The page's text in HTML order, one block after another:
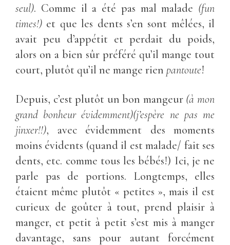
seul). Comme il a été pas mal malade (fun
times!) et que les dents s’en sont mêlées, il
avait peu d’appétit et perdait du poids,
alors on a bien sûr préféré qu’il mange tout
court, plutôt qu’il ne mange rien pantoute!
Depuis, c’est plutôt un bon mangeur (à mon
grand bonheur évidemment)(j’espère ne pas me
jinxer!!), avec évidemment des moments
moins évidents (quand il est malade/ fait ses
dents, etc. comme tous les bébés!) Ici, je ne
parle pas de portions. Longtemps, elles
étaient même plutôt « petites », mais il est
curieux de goûter à tout, prend plaisir à
manger, et petit à petit s’est mis à manger
davantage, sans pour autant forcément